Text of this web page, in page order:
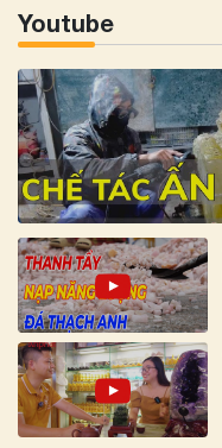
Youtube